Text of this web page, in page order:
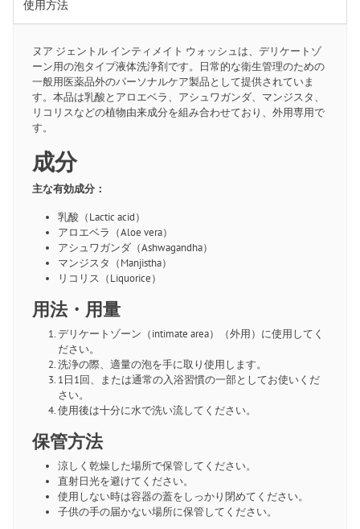
使用方法
ヌア ジェントル インティメイト ウォッシュは、デリケートゾ
ーン用の泡タイプ液体洗浄剤です。日常的な衛生管理のための
一般用医薬品外のパーソナルケア製品として提供されていま
す。本品は乳酸とアロエベラ、アシュワガンダ、マンジスタ、
リコリスなどの植物由来成分を組み合わせており、外用専用で
す。
成分
主な有効成分：
乳酸（Lactic acid）
アロエベラ（Aloe vera）
アシュワガンダ（Ashwagandha）
マンジスタ（Manjistha）
リコリス（Liquorice）
用法・用量
デリケートゾーン（intimate area）（外用）に使用してく
ださい。
洗浄の際、適量の泡を手に取り使用します。
1日1回、または通常の入浴習慣の一部としてお使いくだ
さい。
使用後は十分に水で洗い流してください。
保管方法
涼しく乾燥した場所で保管してください。
直射日光を避けてください。
使用しない時は容器の蓋をしっかり閉めてください。
子供の手の届かない場所に保管してください。